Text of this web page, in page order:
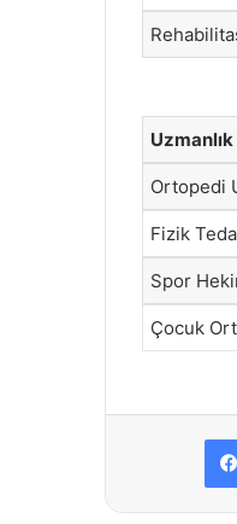
Ortopedi
Fizik
Spor
Çocuk